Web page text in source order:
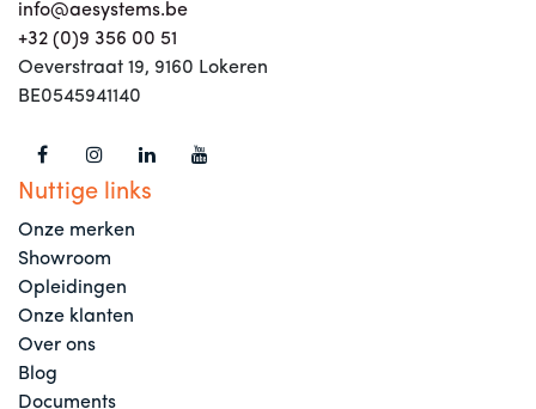
info@aesystems.be
+32 (0)9 356 00 51
Oeverstraat 19, 9160 Lokeren
BE0545941140
Nuttige links
Onze merken
Showroom
Opleidingen
Onze klanten
Over ons
Blog
Documents